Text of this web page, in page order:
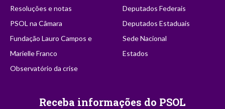
Resoluções e notas
PSOL na Câmara
Fundação Lauro Campos e
Marielle Franco
Observatório da crise
Deputados Federais
Deputados Estaduais
Sede Nacional
Estados
Receba informações do PSOL